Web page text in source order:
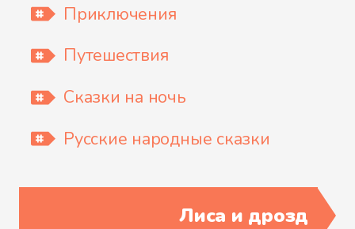
Приключения
Путешествия
Сказки на ночь
Русские народные сказки
Лиса и дрозд